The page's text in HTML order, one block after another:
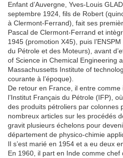
Enfant d’Auvergne, Yves-Louis
septembre 1924, fils de Robert
à Clermont-Ferrand), fait ses
Pascal de Clermont-Ferrand et
1945 (promotion X45), puis
du Pétrole et des Moteurs), avant
of Science in Chemical Engineering
Massachussetts Institute of
courante à l’époque).
De retour en France, il entre
l’Institut Français du Pétrole (IFP),
des produits pétroliers par colonnes
nombreux articles sur les procédés
gravit plusieurs échelons pour
département de physico-chimie
Il s’est marié en 1954 et a eu deux
En 1960, il part en Inde comme